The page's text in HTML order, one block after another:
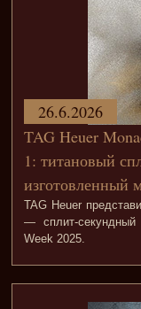
TAG Heuer
1: титановый
изготовленный
TAG Heuer
— сплит-
Week 2025.
26.6.2026